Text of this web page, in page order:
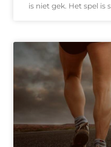
is niet gek. Het spel is